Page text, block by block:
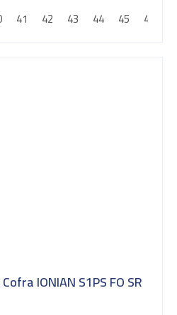
41 42 43 44 45 46
IONIAN S1PS FO SR